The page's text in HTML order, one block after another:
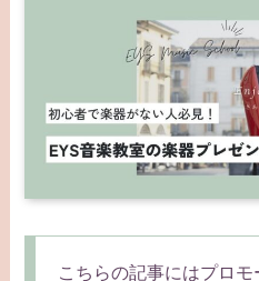
こちらの記事にはプロ